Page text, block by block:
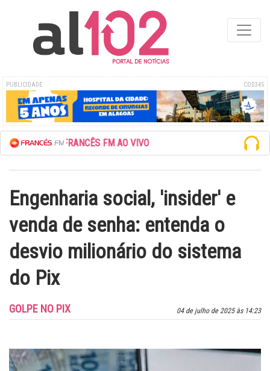
PUBLICIDADE COD345
A REDE FRANCÊS FM AO VIVO
Engenharia social, 'insider' e
venda de senha: entenda o
desvio milionário do sistema
do Pix
04 de julho de 2025 às 14:23
GOLPE NO PIX